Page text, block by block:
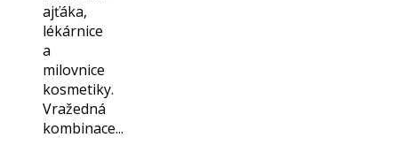
ajťáka,
lékárnice
a
milovnice
kosmetiky.
Vražedná
kombinace...